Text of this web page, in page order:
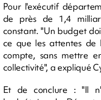
Pour l'exécutif
de près de 1,4
constant. "Un budget
ce que les attentes de
compte, sans mettre
collectivité", a expliqué
Et de conclure : "Il